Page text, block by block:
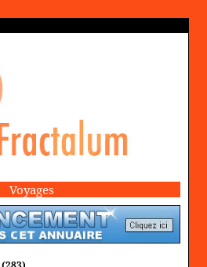
Voyages